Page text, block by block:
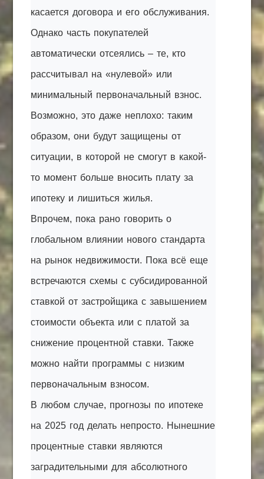
касается договора и его обслуживания.
Однако часть покупателей
автоматически отсеялись – те, кто
рассчитывал на «нулевой» или
минимальный первоначальный взнос.
Возможно, это даже неплохо: таким
образом, они будут защищены от
ситуации, в которой не смогут в какой-
то момент больше вносить плату за
ипотеку и лишиться жилья.
Впрочем, пока рано говорить о
глобальном влиянии нового стандарта
на рынок недвижимости. Пока всё еще
встречаются схемы с субсидированной
ставкой от застройщика с завышением
стоимости объекта или с платой за
снижение процентной ставки. Также
можно найти программы с низким
первоначальным взносом.
В любом случае, прогнозы по ипотеке
на 2025 год делать непросто. Нынешние
процентные ставки являются
заградительными для абсолютного